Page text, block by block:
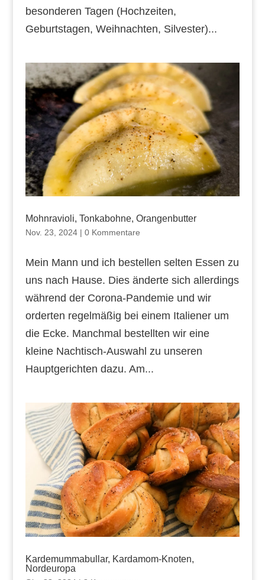
besonderen Tagen (Hochzeiten,
Geburtstagen, Weihnachten, Silvester)...
Mohnravioli, Tonkabohne, Orangenbutter
Nov. 23, 2024| 0 Kommentare
Mein Mann und ich bestellen selten Essen zu
uns nach Hause. Dies änderte sich allerdings
während der Corona-Pandemie und wir
orderten regelmäßig bei einem Italiener um
die Ecke. Manchmal bestellten wir eine
kleine Nachtisch-Auswahl zu unseren
Hauptgerichten dazu. Am...
Kardemummabullar, Kardamom-Knoten,
Nordeuropa